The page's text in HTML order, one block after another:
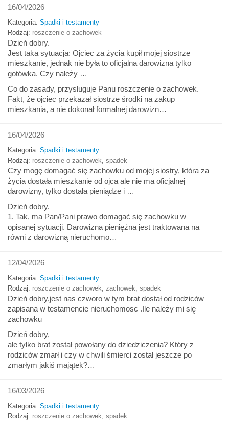
16/04/2026
Kategoria: Spadki i testamenty
Rodzaj: roszczenie o zachowek
Dzień dobry.
Jest taka sytuacja: Ojciec za życia kupił mojej siostrze
mieszkanie, jednak nie była to oficjalna darowizna tylko
gotówka. Czy należy …
Co do zasady, przysługuje Panu roszczenie o zachowek.
Fakt, że ojciec przekazał siostrze środki na zakup
mieszkania, a nie dokonał formalnej darowizn…
16/04/2026
Kategoria: Spadki i testamenty
Rodzaj: roszczenie o zachowek spadek
Czy mogę domagać się zachowku od mojej siostry, która za
życia dostała mieszkanie od ojca ale nie ma oficjalnej
darowizny, tylko dostała pieniądze i …
Dzień dobry.
1. Tak, ma Pan/Pani prawo domagać się zachowku w
opisanej sytuacji. Darowizna pieniężna jest traktowana na
równi z darowizną nieruchomo…
12/04/2026
Kategoria: Spadki i testamenty
Rodzaj: roszczenie o zachowek zachowek spadek
Dzień dobry,jest nas czworo w tym brat dostał od rodziców
zapisana w testamencie nieruchomosc .Ile należy mi się
zachowku
Dzień dobry,
ale tylko brat został powołany do dziedziczenia? Który z
rodziców zmarł i czy w chwili śmierci został jeszcze po
zmarłym jakiś majątek?…
16/03/2026
Kategoria: Spadki i testamenty
Rodzaj: roszczenie o zachowek spadek